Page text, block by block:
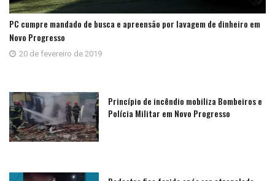
PC cumpre mandado de busca e apreensão por lavagem de dinheiro em
Novo Progresso
20 de fevereiro de 2019
Princípio de incêndio mobiliza Bombeiros e
Polícia Militar em Novo Progresso